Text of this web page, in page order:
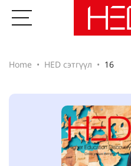
Home HED сэтгүүл 16